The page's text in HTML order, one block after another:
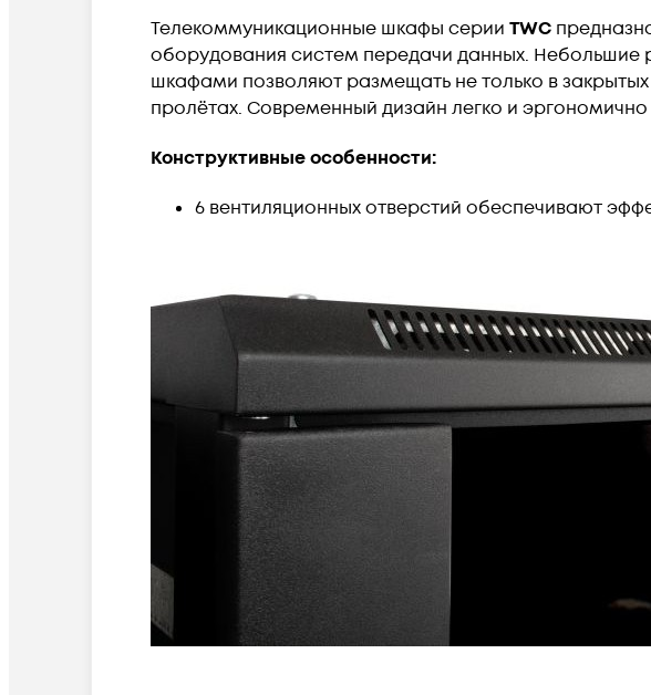
Телекоммуникационные шкафы серии TWC
оборудования систем передачи данных.
шкафами позволяют размещать не только в
пролётах. Современный дизайн легко и
Конструктивные особенности:
6 вентиляционных отверстий обеспечивают